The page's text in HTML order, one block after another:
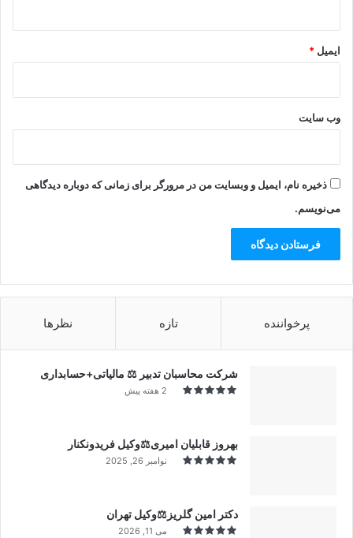
ایمیل *
وب‌ سایت
ذخیره نام، ایمیل و وبسایت من در مرورگر برای زمانی که دوباره دیدگاهی
می‌نویسم.
پرخواننده تازه نظرها
شرکت محاسبان تدبیر ⚖️ مالیاتی+حسابداری
2 هفته پیش
بهروز قابلیان امیری⚖️وکیل فریدونکنار
نوامبر 26, 2025
دکتر امین گلریز⚖️وکیل تهران
می 11, 2026